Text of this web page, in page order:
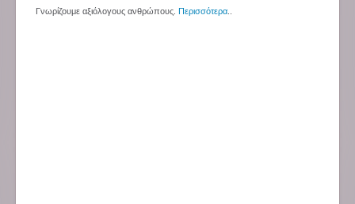
Γνωρίζουμε αξιόλογους ανθρώπους. Περισσότερα